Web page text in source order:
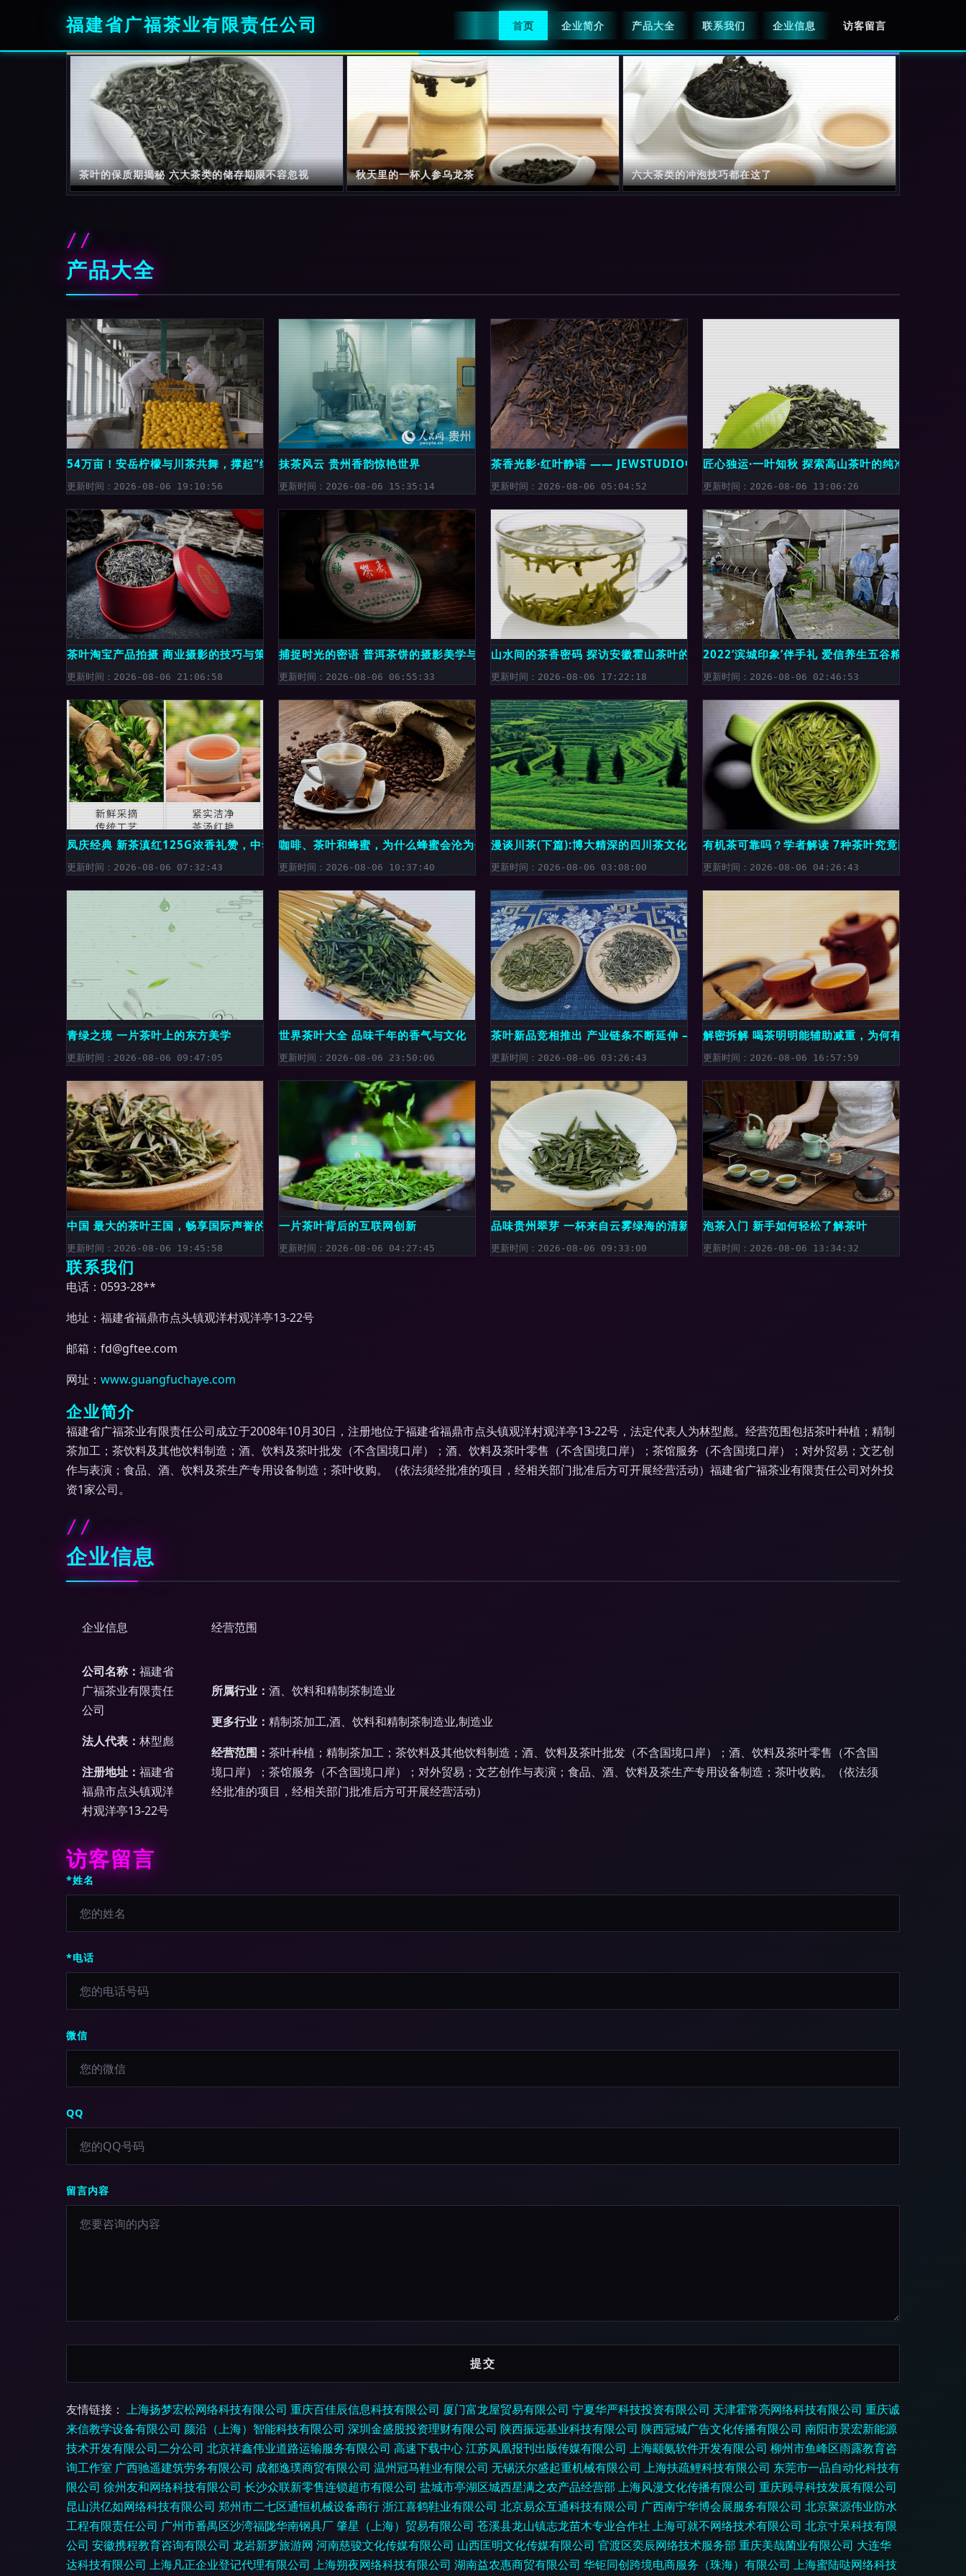
福建省广福茶业有限责任公司 首页 企业简介 产品大全 联系我们 企业信息 访客留言
茶叶的保质期揭秘 六大茶类的储存期限不容忽视 秋天里的一杯人参乌龙茶 六大茶类的冲泡技巧都在这了
产品大全
54万亩！安岳柠檬与川茶共舞，撑起“绿色金矿”百亿产值
更新时间：2026-08-06 19:10:56
抹茶风云 贵州香韵惊艳世界
更新时间：2026-08-06 15:35:14
茶香光影·红叶静语 —— JEWSTUDIO中国红茶摄影
更新时间：2026-08-06 05:04:52
匠心独运·一叶知秋 探索高山茶叶的纯净之旅
更新时间：2026-08-06 13:06:26
茶叶淘宝产品拍摄 商业摄影的技巧与策略
更新时间：2026-08-06 21:06:58
捕捉时光的密语 普洱茶饼的摄影美学与吉李茶叶的文化传承
更新时间：2026-08-06 06:55:33
山水间的茶香密码 探访安徽霍山茶叶的百年传承
更新时间：2026-08-06 17:22:18
2022‘滨城印象’伴手礼 爱信养生五谷粮，健康美
更新时间：2026-08-06 02:46:53
凤庆经典 新茶滇红125G浓香礼赞，中华老字号养胃之选
更新时间：2026-08-06 07:32:43
咖啡、茶叶和蜂蜜，为什么蜂蜜会沦为倒数第一？
更新时间：2026-08-06 10:37:40
漫谈川茶(下篇):博大精深的四川茶文化——一碗茶里的千古理趣
更新时间：2026-08-06 03:08:00
有机茶可靠吗？学者解读 7种茶叶究竟因何问题被
更新时间：2026-08-06 04:26:43
青绿之境 一片茶叶上的东方美学
更新时间：2026-08-06 09:47:05
世界茶叶大全 品味千年的香气与文化
更新时间：2026-08-06 23:50:06
茶叶新品竞相推出 产业链条不断延伸 ——第19届重庆春季茶博会见闻
更新时间：2026-08-06 03:26:43
解密拆解 喝茶明明能辅助减重，为何有时越喝越饿
更新时间：2026-08-06 16:57:59
中国 最大的茶叶王国，畅享国际声誉的名茶
更新时间：2026-08-06 19:45:58
一片茶叶背后的互联网创新
更新时间：2026-08-06 04:27:45
品味贵州翠芽 一杯来自云雾绿海的清新馈赠
更新时间：2026-08-06 09:33:00
泡茶入门 新手如何轻松了解茶叶
更新时间：2026-08-06 13:34:32
联系我们
电话：0593-28**
地址：福建省福鼎市点头镇观洋村观洋亭13-22号
邮箱： fd@gftee.com
网址： www.guangfuchaye.com
企业简介
福建省广福茶业有限责任公司成立于2008年10月30日，注册地位于福建省福鼎市点头镇观洋村观洋亭13-22号，法定代表人为林型彪。经营范围包括茶叶种植；精制
茶加工；茶饮料及其他饮料制造；酒、饮料及茶叶批发（不含国境口岸）；酒、饮料及茶叶零售（不含国境口岸）；茶馆服务（不含国境口岸）；对外贸易；文艺创
作与表演；食品、酒、饮料及茶生产专用设备制造；茶叶收购。（依法须经批准的项目，经相关部门批准后方可开展经营活动）福建省广福茶业有限责任公司对外投
资1家公司。
企业信息
企业信息 经营范围
公司名称： 福建省
广福茶业有限责任
公司
法人代表： 林型彪
注册地址： 福建省
福鼎市点头镇观洋
村观洋亭13-22号
所属行业： 酒、饮料和精制茶制造业
更多行业： 精制茶加工,酒、饮料和精制茶制造业,制造业
经营范围： 茶叶种植；精制茶加工；茶饮料及其他饮料制造；酒、饮料及茶叶批发（不含国境口岸）；酒、饮料及茶叶零售（不含国
境口岸）；茶馆服务（不含国境口岸）；对外贸易；文艺创作与表演；食品、酒、饮料及茶生产专用设备制造；茶叶收购。（依法须
经批准的项目，经相关部门批准后方可开展经营活动）
访客留言
*姓名
*电话
微信
QQ
留言内容
友情链接： 上海扬梦宏松网络科技有限公司 重庆百佳辰信息科技有限公司 厦门富龙屋贸易有限公司 宁夏华严科技投资有限公司 天津霍常亮网络科技有限公司 重庆诚
来信教学设备有限公司 颜沿（上海）智能科技有限公司 深圳金盛股投资理财有限公司 陕西振远基业科技有限公司 陕西冠城广告文化传播有限公司 南阳市景宏新能源
技术开发有限公司二分公司 北京祥鑫伟业道路运输服务有限公司 高速下载中心江苏凤凰报刊出版传媒有限公司 上海颛氨软件开发有限公司 柳州市鱼峰区雨露教育咨
询工作室 广西驰遥建筑劳务有限公司 成都逸璞商贸有限公司 温州冠马鞋业有限公司 无锡沃尔盛起重机械有限公司 上海扶疏鲤科技有限公司 东莞市一品自动化科技有
限公司 徐州友和网络科技有限公司 长沙众联新零售连锁超市有限公司 盐城市亭湖区城西星满之农产品经营部 上海风漫文化传播有限公司 重庆顾寻科技发展有限公司
昆山洪亿如网络科技有限公司 郑州市二七区通恒机械设备商行浙江喜鹤鞋业有限公司 北京易众互通科技有限公司 广西南宁华博会展服务有限公司 北京聚源伟业防水
工程有限责任公司 广州市番禺区沙湾福陇华南钢具厂肇星（上海）贸易有限公司 苍溪县龙山镇志龙苗木专业合作社 上海可就不网络技术有限公司 北京寸呆科技有限
公司 安徽携程教育咨询有限公司 龙岩新罗旅游网 河南慈骏文化传媒有限公司 山西匡明文化传媒有限公司 官渡区奕辰网络技术服务部 重庆美哉菌业有限公司 大连华
达科技有限公司 上海凡正企业登记代理有限公司 上海朔夜网络科技有限公司 湖南益农惠商贸有限公司 华钜同创跨境电商服务（珠海）有限公司 上海蜜陆哒网络科技